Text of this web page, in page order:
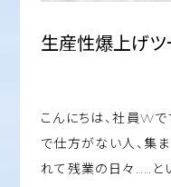
生産性爆上げツ
こんにちは、社員W
で仕方がない人、集ま
れて残業の日々……と